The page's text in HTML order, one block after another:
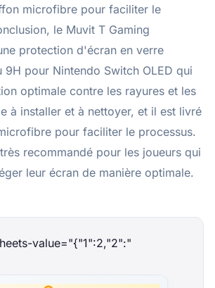
microfibre pour faciliter le
le Muvit T Gaming
protection d'écran en verre
pour Nintendo Switch OLED qui
optimale contre les rayures et les
à installer et à nettoyer, et il est livré
pour faciliter le processus.
recommandé pour les joueurs qui
leur écran de manière optimale.
value="{"1":2,"2":"